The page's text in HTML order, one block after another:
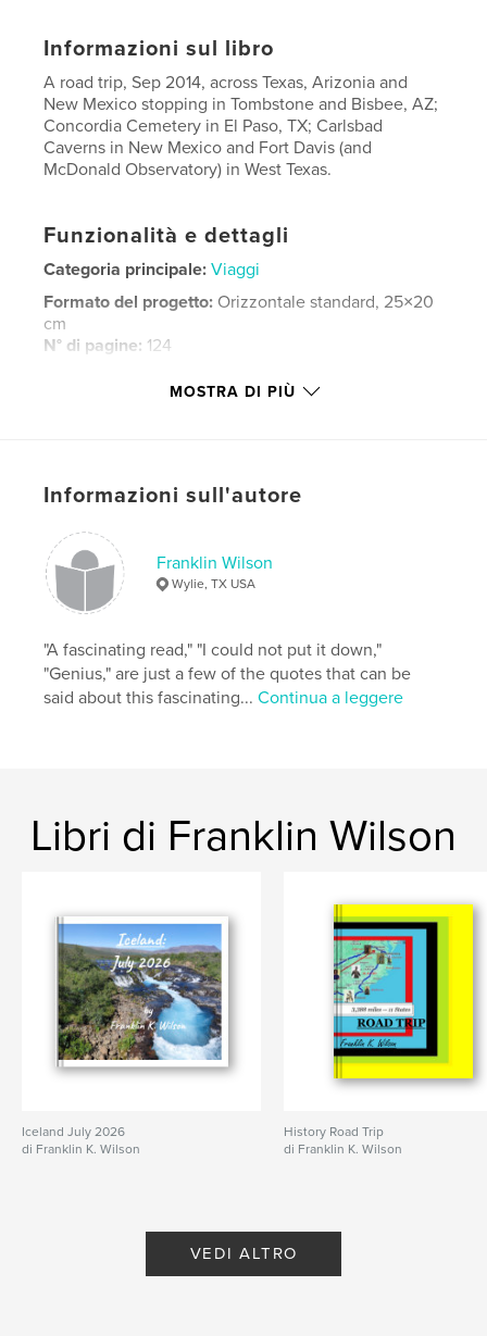
Informazioni sul libro
A road trip, Sep 2014, across Texas, Arizonia and
New Mexico stopping in Tombstone and Bisbee, AZ;
Concordia Cemetery in El Paso, TX; Carlsbad
Caverns in New Mexico and Fort Davis (and
McDonald Observatory) in West Texas.
Funzionalità e dettagli
Categoria principale: Viaggi
Formato del progetto: Orizzontale standard, 25×20
cm
N° di pagine: 124
set 14, 2014
MOSTRA DI PIÙ
Informazioni sull'autore
Franklin Wilson
Wylie, TX USA
"A fascinating read," "I could not put it down,"
"Genius," are just a few of the quotes that can be
said about this fascinating...Continua a leggere
Libri di Franklin Wilson
Iceland July 2026
di Franklin K. Wilson
History Road Trip
di Franklin K. Wilson
VEDI ALTRO